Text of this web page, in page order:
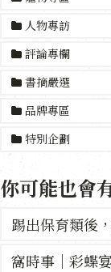
人物專訪
評論專欄
書摘嚴選
品牌專區
特別企劃
你可能也會
踢出保育類後
窩時事｜彩蝶